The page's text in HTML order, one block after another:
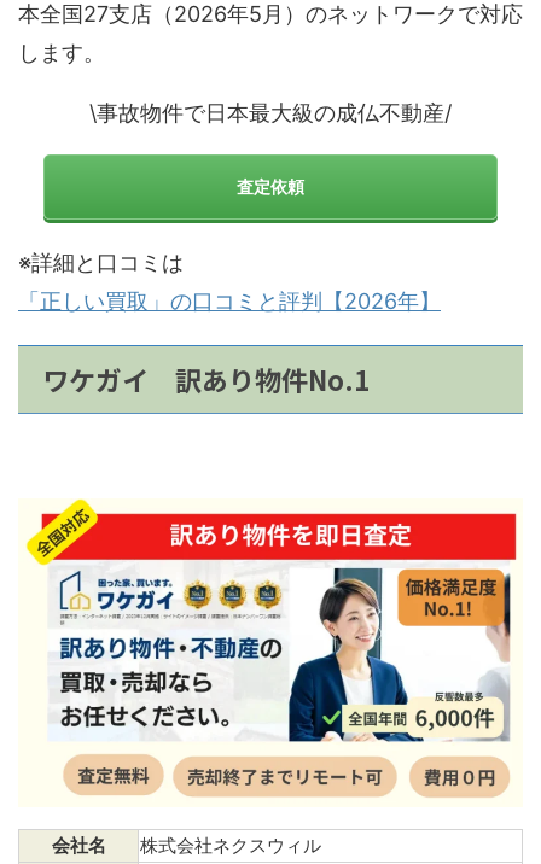
本全国27支店（2026年5月）のネットワークで対応
します。
\事故物件で日本最大級の成仏不動産/
査定依頼
※詳細と口コミは
「正しい買取」の口コミと評判【2026年】
ワケガイ 訳あり物件No.1
会社名
株式会社ネクスウィル